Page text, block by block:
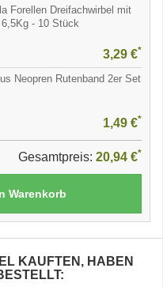
Forellen Dreifachwirbel mit
- 10 Stück
3,29 €*
Neopren Rutenband 2er Set
1,49 €*
Gesamtpreis: 20,94 €*
Warenkorb
KAUFTEN, HABEN